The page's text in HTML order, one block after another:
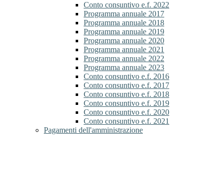
Conto consuntivo e.f. 2022
Programma annuale 2017
Programma annuale 2018
Programma annuale 2019
Programma annuale 2020
Programma annuale 2021
Programma annuale 2022
Programma annuale 2023
Conto consuntivo e.f. 2016
Conto consuntivo e.f. 2017
Conto consuntivo e.f. 2018
Conto consuntivo e.f. 2019
Conto consuntivo e.f. 2020
Conto consuntivo e.f. 2021
Pagamenti dell'amministrazione